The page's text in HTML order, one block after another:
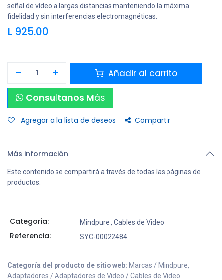
señal de vídeo a largas distancias manteniendo la máxima
fidelidad y sin interferencias electromagnéticas.
L 925.00
Añadir al carrito
Consultanos Más
Agregar a la lista de deseos Compartir
Más información
Este contenido se compartirá a través de todas las páginas de
productos.
Categoria: Mindpure , Cables de Video
Referencia: SYC-00022484
Categoría del producto de sitio web: Marcas / Mindpure,
Adaptadores / Adaptadores de Video / Cables de Video